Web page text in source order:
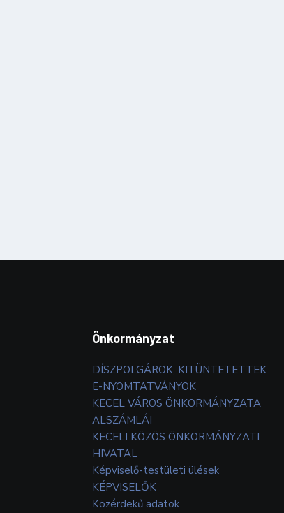
Önkormányzat
DÍSZPOLGÁROK, KITÜNTETETTEK
E-NYOMTATVÁNYOK
KECEL VÁROS ÖNKORMÁNYZATA
ALSZÁMLÁI
KECELI KÖZÖS ÖNKORMÁNYZATI
HIVATAL
Képviselő-testületi ülések
KÉPVISELŐK
Közérdekű adatok